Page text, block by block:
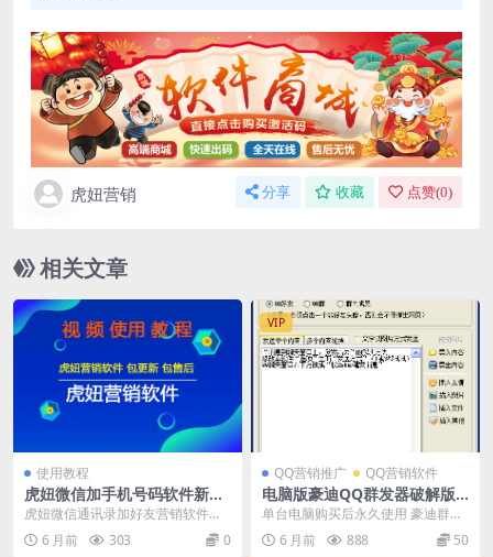
虎妞营销 分享 收藏 点赞(0)
相关文章
使用教程
虎妞微信加手机号码软件新好
友通过后自动拉对方入群
虎妞微信通讯录加好友营销软件是
一款通过微信电脑版进行添加手机
号，qq号，微信号的...
6 月前 303 0
VIP
QQ营销推广 QQ营销软件
电脑版豪迪QQ群发器破解版
注册机QQ群发软件
单台电脑购买后永久使用 豪迪群发
器是一款能够针对微信好友、微信
群聊、QQ好友、Q...
6 月前 888 50